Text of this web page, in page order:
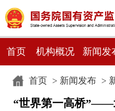
首页 机构概况 新闻发
首页> 新闻发布>
“世界第一高桥”——